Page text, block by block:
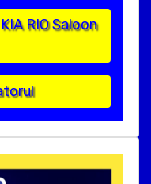
RIO Saloon